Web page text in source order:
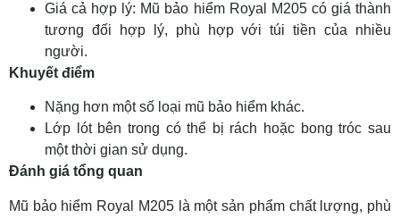
Giá cả hợp lý: Mũ bảo hiểm Royal M205 có giá thành
tương đối hợp lý, phù hợp với túi tiền của nhiều
người.
Khuyết điểm
Nặng hơn một số loại mũ bảo hiểm khác.
Lớp lót bên trong có thể bị rách hoặc bong tróc sau
một thời gian sử dụng.
Đánh giá tổng quan
Mũ bảo hiểm Royal M205 là một sản phẩm chất lượng, phù